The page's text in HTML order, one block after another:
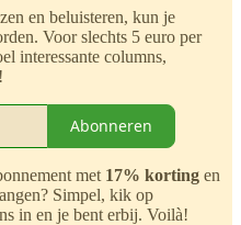
en beluisteren, kun je
Voor slechts 5 euro per
interessante columns,
Abonneren
met 17% korting en
Simpel, kik op
in en je bent erbij. Voilà!